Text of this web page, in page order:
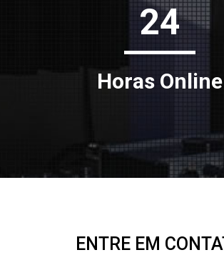
24
Horas Online
ENTRE EM